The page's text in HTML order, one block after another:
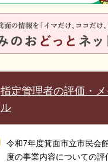
指定管理者の評価・
ル
令和7年度箕面市立市民会
度の事業内容についての評